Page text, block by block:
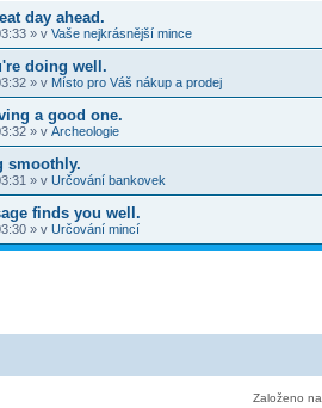
day ahead.
» v Vaše nejkrásnější mince
doing well.
» v Místo pro Váš nákup a prodej
a good one.
» v Archeologie
smoothly.
» v Určování bankovek
finds you well.
» v Určování mincí
Založeno na